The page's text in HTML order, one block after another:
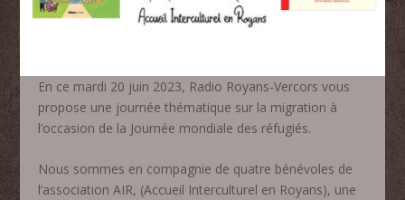
En ce mardi 20 juin 2023, Radio Royans-Vercors vous
propose une journée thématique sur la migration à
l’occasion de la Journée mondiale des réfugiés.
Nous sommes en compagnie de quatre bénévoles de
l’association AIR, (Accueil Interculturel en Royans), une